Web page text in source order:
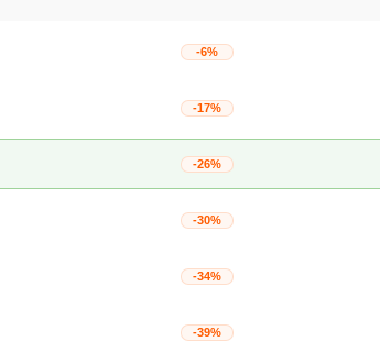
-6%
-17%
-26%
-30%
-34%
-39%